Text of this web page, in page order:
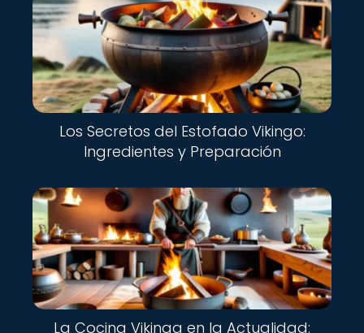
Los Secretos del Estofado Vikingo:
Ingredientes y Preparación
La Cocina Vikinga en la Actualidad: